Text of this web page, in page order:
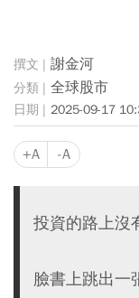
謝金河
全球股市
2025-09-17
+A -A
投資的路上沒
臉書上跳出一